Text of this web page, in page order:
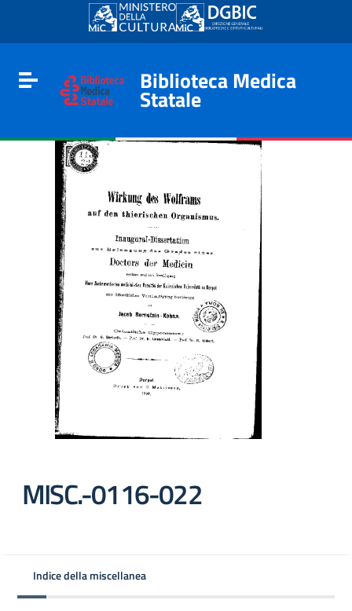
Go to content
Go to the navigation menu
Go to the footer
Toggle navigation
Biblioteca Medica
Statale
MISC.-0116-022
Indice della miscellanea